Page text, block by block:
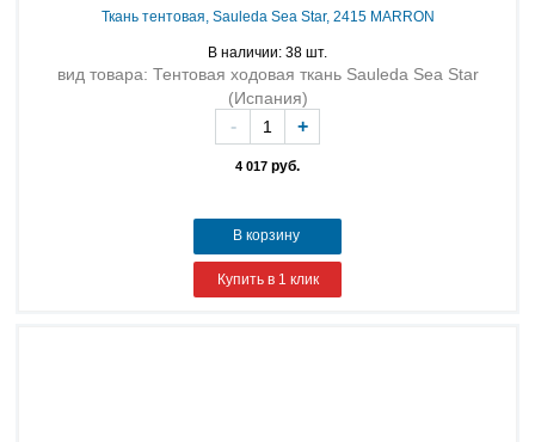
Ткань тентовая, Sauleda Sea Star, 2415 MARRON
В наличии: 38 шт.
вид товара: Тентовая ходовая ткань Sauleda Sea Star
(Испания)
4 017 руб.
- +
В корзину
Купить в 1 клик